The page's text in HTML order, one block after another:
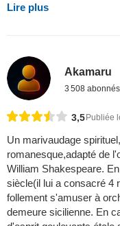
Lire plus
Akamaru
3 508 abonnés
3,5 Publiée
Un marivaudage
romanesque,adapté de
William Shakespeare.
siècle(il lui a consacré 4
follement s'amuser à
demeure sicilienne. En